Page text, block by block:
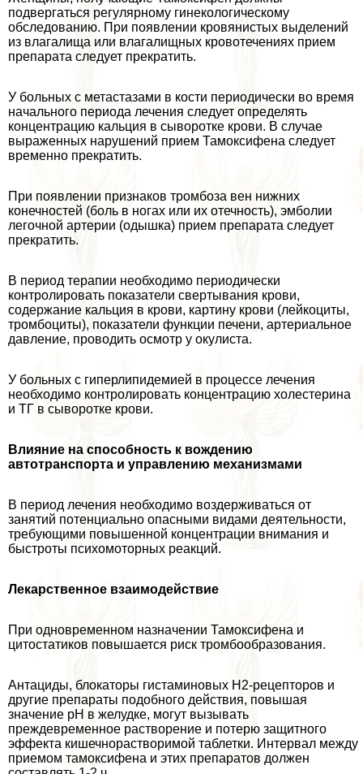
подвергаться регулярному гинекологическому
обследованию. При появлении кровянистых выделений
из влагалища или влагалищных кровотечениях прием
препарата следует прекратить.
У больных с метастазами в кости периодически во время
начального периода лечения следует определять
концентрацию кальция в сыворотке крови. В случае
выраженных нарушений прием Тамоксифена следует
временно прекратить.
При появлении признаков тромбоза вен нижних
конечностей (боль в ногах или их отечность), эмболии
легочной артерии (одышка) прием препарата следует
прекратить.
В период терапии необходимо периодически
контролировать показатели свертывания крови,
содержание кальция в крови, картину крови (лейкоциты,
тромбоциты), показатели функции печени, артериальное
давление, проводить осмотр у окулиста.
У больных с гиперлипидемией в процессе лечения
необходимо контролировать концентрацию холестерина
и ТГ в сыворотке крови.
Влияние на способность к вождению
автотрaнcпорта и управлению механизмами
В период лечения необходимо воздерживаться от
занятий потенциально опасными видами деятельности,
требующими повышенной концентрации внимания и
быстроты психомоторных реакций.
Лекарственное взаимодействие
При одновременном назначении Тамоксифена и
цитостатиков повышается риск тромбообразования.
Антациды, блокаторы гистаминовых Н2-рецепторов и
другие препараты подобного действия, повышая
значение рН в желудке, могут вызывать
преждевременное растворение и потерю защитного
эффекта кишечнорастворимой таблетки. Интервал между
приемом тамоксифена и этих препаратов должен